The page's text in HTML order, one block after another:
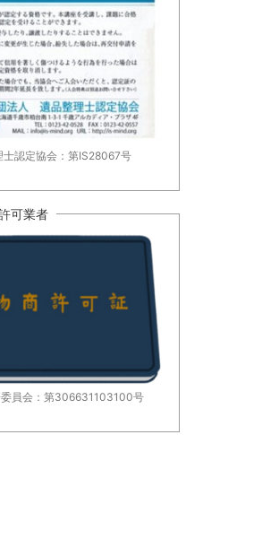
士認定協会：第IS28067号
可業者
員会：第306631103100号